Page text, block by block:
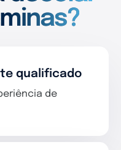
qualificado
de